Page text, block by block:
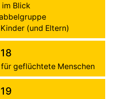
im Blick
(und Eltern)
18
geflüchtete Menschen
19